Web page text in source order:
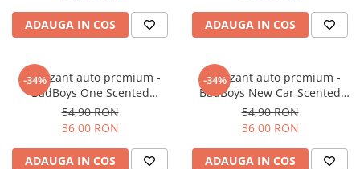
ADAUGA IN COS ADAUGA IN COS
-34%
Odorizant auto premium -
BadBoys One Scented
Pendant
54,90 RON
36,00 RON
ADAUGA IN COS
-34%
Odorizant auto premium -
BadBoys New Car Scented
Pendant
54,90 RON
36,00 RON
ADAUGA IN COS